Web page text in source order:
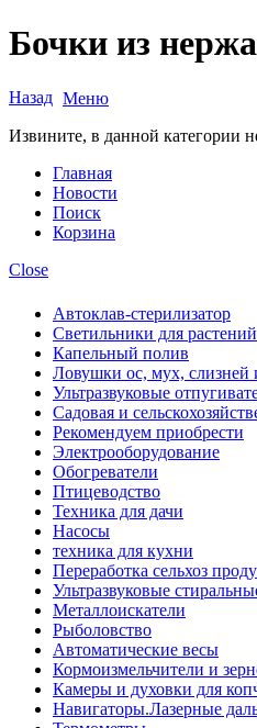
Бочки из
Назад Меню
Извините, в данной категории
Главная
Новости
Поиск
Корзина
Close
Автоклав-стерилизатор
Светильники для растений
Капельный полив
Ловушки ос, мух, слизней
Ультразвуковые
Садовая и
Рекомендуем приобрести
Электрооборудование
Обогреватели
Птицеводство
Техника для дачи
Насосы
техника для кухни
Переработка сельхоз
Ультразвуковые
Металлоискатели
Рыболовство
Автоматические весы
Кормоизмельчители и
Камеры и духовки для
Навигаторы.Лазерные